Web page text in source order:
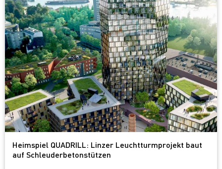
Heimspiel QUADRILL: Linzer Leuchtturmprojekt baut
auf Schleuderbetonstützen